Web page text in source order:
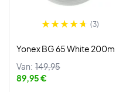
(3)
Yonex BG 65 White 200m
Van: 149,95
89,95 €